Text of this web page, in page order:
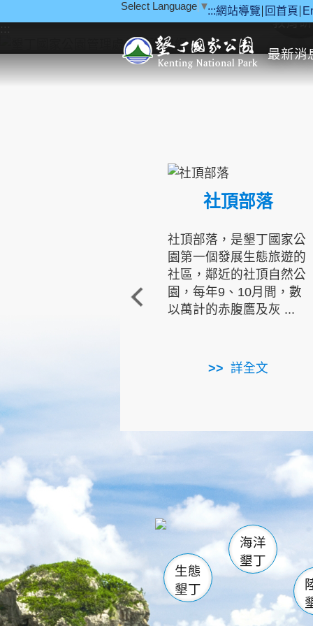
:::網站導覽 回首頁
Select Language ▼
最新消
::: 教育
社頂部落
社頂部落，是墾丁國家公
園第一個發展生態旅遊的
社區，鄰近的社頂自然公
園，每年9、10月間，數
以萬計的赤腹鷹及灰 ...
詳全文
龜山 海生館
恆春
龍鑾潭自
瓊麻館
關山
白砂
生態
墾丁
海洋
墾丁